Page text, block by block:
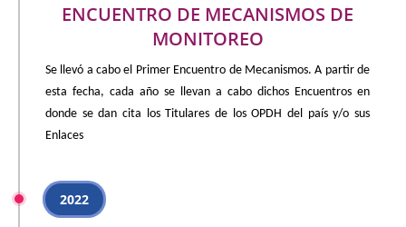
ENCUENTRO DE MECANISMOS DE
MONITOREO
Se llevó a cabo el Primer Encuentro de Mecanismos. A partir de
esta fecha, cada año se llevan a cabo dichos Encuentros en
donde se dan cita los Titulares de los OPDH del país y/o sus
Enlaces
2022